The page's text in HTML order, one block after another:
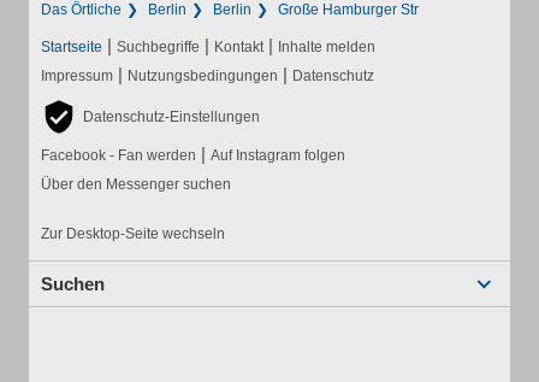
Das Örtliche Berlin Berlin Große Hamburger Str
Startseite | Suchbegriffe | Kontakt | Inhalte melden
Impressum | Nutzungsbedingungen | Datenschutz
Datenschutz-Einstellungen
Facebook - Fan werden | Auf Instagram folgen
Über den Messenger suchen
Zur Desktop-Seite wechseln
Suchen